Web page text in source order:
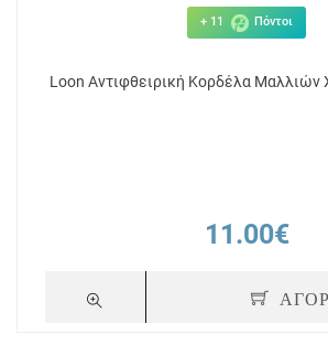
+ 11 Πόντοι
Loon Αντιφθειρική Κορδέλα Μαλλιών
11.00€